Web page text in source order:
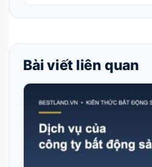
Bài viết liên quan